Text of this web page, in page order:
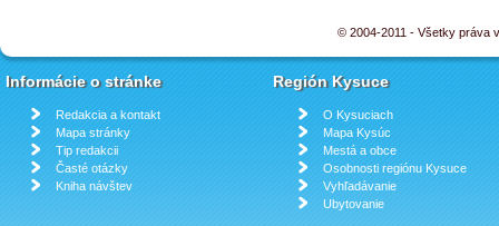
© 2004-2011 - Všetky práva
Informácie o stránke
Redakcia a kontakt
Mapa stránky
Tip redakcii
Časté otázky
Kniha návštev
Región Kysuce
O Kysuciach
Mapa Kysúc
Mestá a obce
Osobnosti regiónu Kysuce
Vyhľadávanie
Ubytovanie